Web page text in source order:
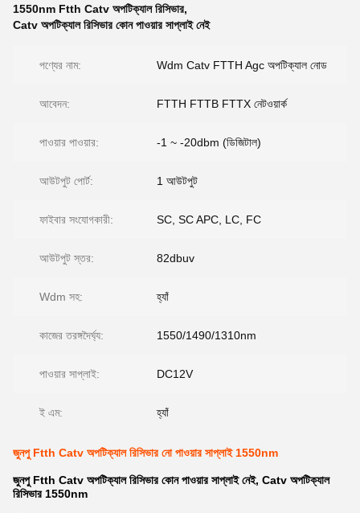
1550nm Ftth Catv অপটিক্যাল রিসিভার,
Catv অপটিক্যাল রিসিভার কোন পাওয়ার সাপ্লাই নেই
পণ্যের নাম: Wdm Catv FTTH Agc অপটিক্যাল নোড
আবেদন: FTTH FTTB FTTX নেটওয়ার্ক
পাওয়ার পাওয়ার: -1 ~ -20dbm (ডিজিটাল)
আউটপুট পোর্ট: 1 আউটপুট
ফাইবার সংযোগকারী: SC, SC APC, LC, FC
আউটপুট স্তর: 82dbuv
Wdm সহ: হ্যাঁ
কাজের তরঙ্গদৈর্ঘ্য: 1550/1490/1310nm
পাওয়ার সাপ্লাই: DC12V
ই এম: হ্যাঁ
জুনপু Ftth Catv অপটিক্যাল রিসিভার নো পাওয়ার সাপ্লাই 1550nm
জুনপু Ftth Catv অপটিক্যাল রিসিভার কোন পাওয়ার সাপ্লাই নেই, Catv অপটিক্যাল
রিসিভার 1550nm